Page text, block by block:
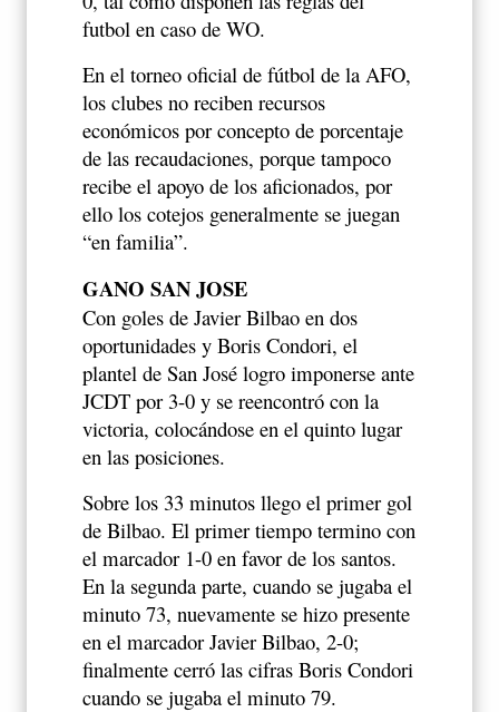
futbol en caso de WO.
En el torneo oficial de fútbol de la AFO,
los clubes no reciben recursos
económicos por concepto de porcentaje
de las recaudaciones, porque tampoco
recibe el apoyo de los aficionados, por
ello los cotejos generalmente se juegan
“en familia”.
GANO SAN JOSE
Con goles de Javier Bilbao en dos
oportunidades y Boris Condori, el
plantel de San José logro imponerse ante
JCDT por 3-0 y se reencontró con la
victoria, colocándose en el quinto lugar
en las posiciones.
Sobre los 33 minutos llego el primer gol
de Bilbao. El primer tiempo termino con
el marcador 1-0 en favor de los santos.
En la segunda parte, cuando se jugaba el
minuto 73, nuevamente se hizo presente
en el marcador Javier Bilbao, 2-0;
finalmente cerró las cifras Boris Condori
cuando se jugaba el minuto 79.